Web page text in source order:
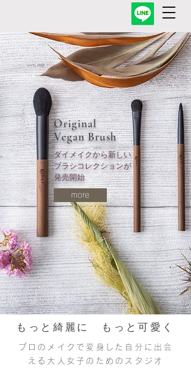
Original
Vegan Brush
ダイメイクから新しい
​ブラシコレクションが
発売開始
more
もっと綺麗に もっと可愛く
プロのメイクで変身した自分に出会
える大人女子のためのスタジオ